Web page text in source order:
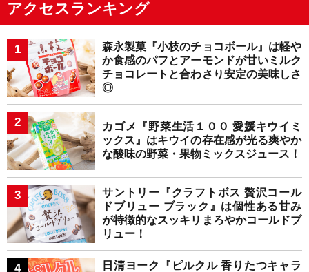
アクセスランキング
森永製菓『小枝のチョコボール』は軽や
か食感のパフとアーモンドが甘いミルク
チョコレートと合わさり安定の美味しさ
◎
カゴメ『野菜生活１００ 愛媛キウイミ
ックス』はキウイの存在感が光る爽やか
な酸味の野菜・果物ミックスジュース！
サントリー『クラフトボス 贅沢コール
ドブリュー ブラック』は個性ある甘み
が特徴的なスッキリまろやかコールドブ
リュー！
日清ヨーク『ピルクル 香りたつキャラ